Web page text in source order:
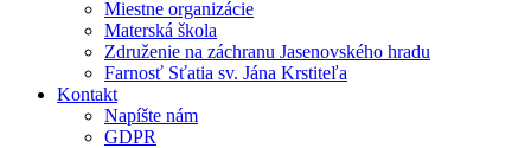
Miestne organizácie
Materská škola
Združenie na záchranu Jasenovského hradu
Farnosť Sťatia sv. Jána Krstiteľa
Kontakt
Napíšte nám
GDPR